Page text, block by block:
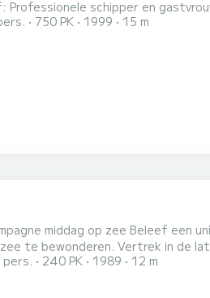
tot een privé-eiland. Inscheping: Raiatea. 2
750 PK 1999 15 m
aan boord van onze boot om het beroemde
Geniet van een cruise langs de baai van
en elegante sfeer. Champagne & zonsondergang
pers. 240 PK 1989 12 m